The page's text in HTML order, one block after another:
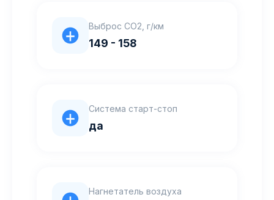
Выброс CO2, г/км
149 - 158
Система старт-стоп
да
Нагнетатель воздуха